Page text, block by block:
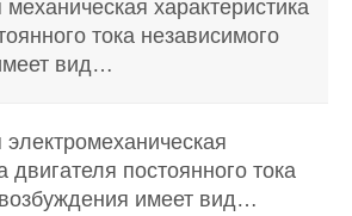
характеристика
тока независимого
вид…
двигателя постоянного тока
имеет вид…